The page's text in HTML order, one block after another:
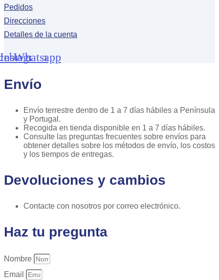
Pedidos
Direcciones
Detalles de la cuenta
Instagram
Whatsapp
Envío
Envío terrestre dentro de 1 a 7 días hábiles a Península
y Portugal.
Recogida en tienda disponible en 1 a 7 días hábiles.
Consulte las preguntas frecuentes sobre envíos para
obtener detalles sobre los métodos de envío, los costos
y los tiempos de entregas.
Devoluciones y cambios
Contacte con nosotros por correo electrónico.
Haz tu pregunta
Nombre
Email